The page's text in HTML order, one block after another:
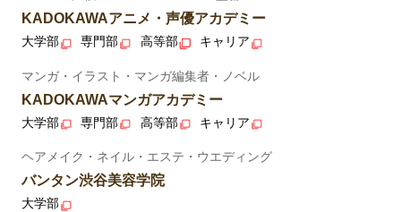
KADOKAWAアニメ・声優アカデミー
大学部 専門部 高等部 キャリア
マンガ・イラスト・マンガ編集者・ノベル
KADOKAWAマンガアカデミー
大学部 専門部 高等部 キャリア
ヘアメイク・ネイル・エステ・ウエディング
バンタン渋谷美容学院
大学部